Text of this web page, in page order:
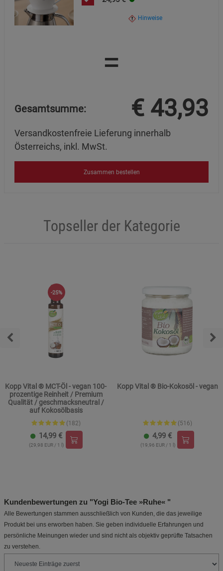
Hinweise
=
Gesamtsumme: € 43,93
Versandkostenfreie Lieferung innerhalb
Österreichs, inkl. MwSt.
Zusammen bestellen
Topseller der Kategorie
-25%
Kopp Vital ® MCT-Öl - vegan 100-
prozentige Reinheit / Premium
Qualität / geschmacksneutral /
auf Kokosölbasis
(182)
14,99 €
(29,98 EUR / 1 l)
Kopp Vital ® Bio-Kokosöl - vegan
(516)
4,99 €
(19,96 EUR / 1 l)
Kundenbewertungen zu "Yogi Bio-Tee »Ruhe« "
Alle Bewertungen stammen ausschließlich von Kunden, die das jeweilige
Produkt bei uns erworben haben. Sie geben individuelle Erfahrungen und
persönliche Meinungen wieder und sind nicht als objektiv geprüfte Tatsachen
zu verstehen.